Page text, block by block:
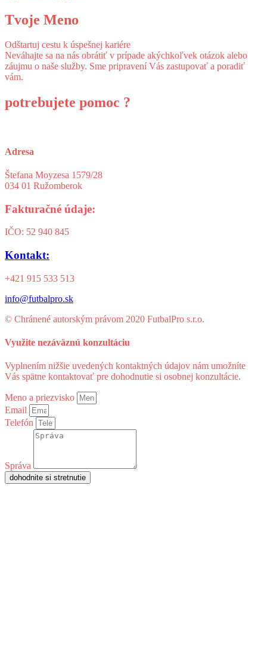
Tvoje Meno
Odštartuj cestu k úspešnej kariére
Neváhajte sa na nás obrátiť v prípade akýchkoľvek otázok alebo
záujmu o naše služby. Sme pripravení Vás zastupovať a poradiť
vám.
potrebujete pomoc ?
Adresa
Štefana Moyzesa 1579/28
034 01 Ružomberok
Fakturačné údaje:
IČO: 52 940 845
Kontakt:
+421 915 533 513‬
info@futbalpro.sk
© Chránené autorským právom 2020 FutbalPro s.r.o.
Využite nezáväznú konzultáciu
Vyplnením nižšie uvedených kontaktných údajov nám umožníte
Vás spätne kontaktovať pre dohodnutie si osobnej konzultácie.
Meno a priezvisko
Email
Telefón
Správa
dohodnite si stretnutie